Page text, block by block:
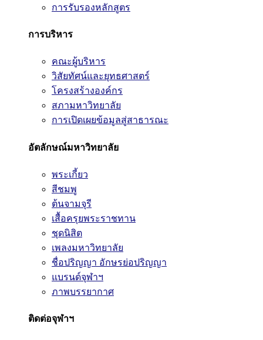
การรับรองหลักสูตร
การบริหาร
คณะผู้บริหาร
วิสัยทัศน์และยุทธศาสตร์
โครงสร้างองค์กร
สภามหาวิทยาลัย
การเปิดเผยข้อมูลสู่สาธารณะ
อัตลักษณ์มหาวิทยาลัย
พระเกี้ยว
สีชมพู
ต้นจามจุรี
เสื้อครุยพระราชทาน
ชุดนิสิต
เพลงมหาวิทยาลัย
ชื่อปริญญา อักษรย่อปริญญา
แบรนด์จุฬาฯ
ภาพบรรยากาศ
ติดต่อจุฬาฯ